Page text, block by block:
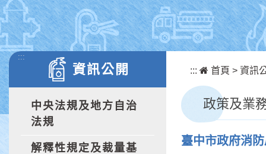
:::
資訊公開
中央法規及地方自治
法規
解釋性規定及裁量基
::: 首頁 > 資訊
政策及業
臺中市政府消